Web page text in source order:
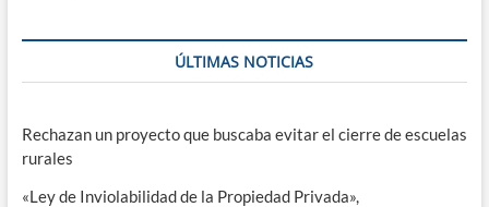
ÚLTIMAS NOTICIAS
Rechazan un proyecto que buscaba evitar el cierre de escuelas
rurales
«Ley de Inviolabilidad de la Propiedad Privada»,